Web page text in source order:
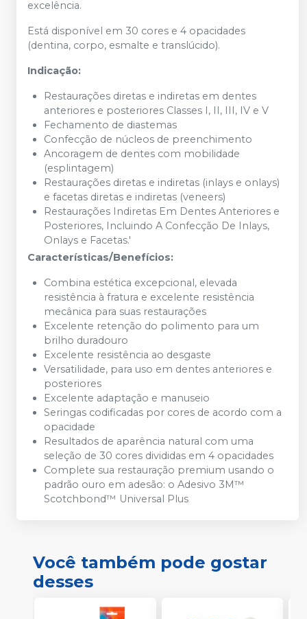
excelência.
Está disponível em 30 cores e 4 opacidades
(dentina, corpo, esmalte e translúcido).
Indicação:
Restaurações diretas e indiretas em dentes
anteriores e posteriores Classes I, II, III, IV e V
Fechamento de diastemas
Confecção de núcleos de preenchimento
Ancoragem de dentes com mobilidade
(esplintagem)
Restaurações diretas e indiretas (inlays e onlays)
e facetas diretas e indiretas (veneers)
Restaurações Indiretas Em Dentes Anteriores e
Posteriores, Incluindo A Confecção De Inlays,
Onlays e Facetas.'
Características/Benefícios:
Combina estética excepcional, elevada
resistência à fratura e excelente resistência
mecânica para suas restaurações
Excelente retenção do polimento para um
brilho duradouro
Excelente resistência ao desgaste
Versatilidade, para uso em dentes anteriores e
posteriores
Excelente adaptação e manuseio
Seringas codificadas por cores de acordo com a
opacidade
Resultados de aparência natural com uma
seleção de 30 cores divididas em 4 opacidades
Complete sua restauração premium usando o
padrão ouro em adesão: o Adesivo 3M™
Scotchbond™ Universal Plus
Você também pode gostar
desses